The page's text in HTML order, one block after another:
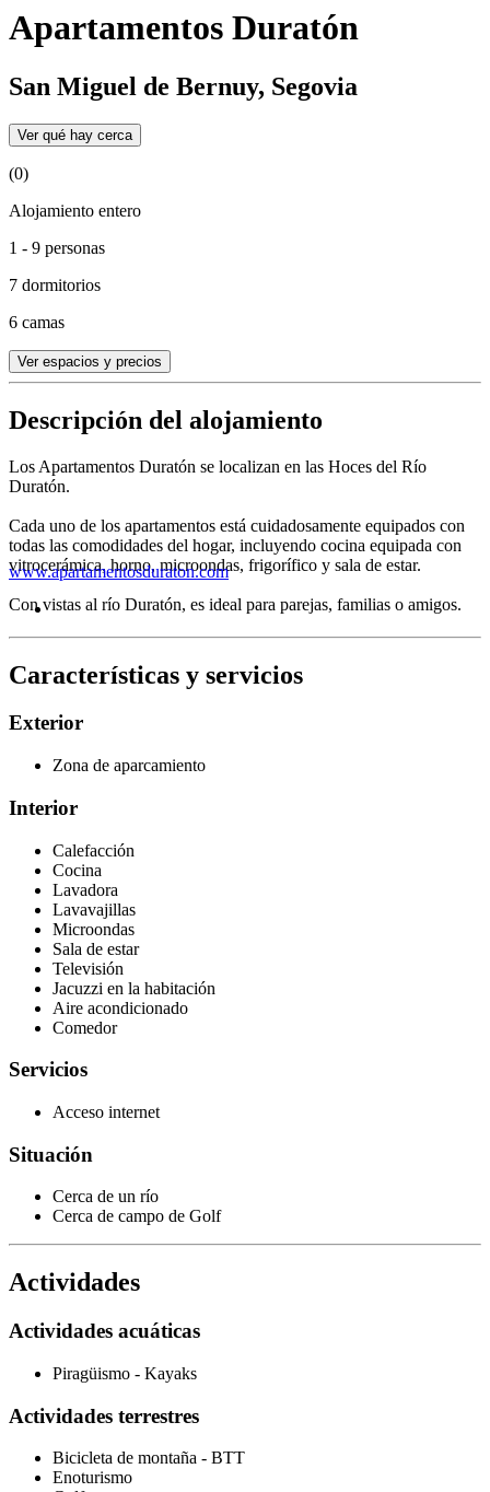
Apartamentos Duratón
San Miguel de Bernuy, Segovia
Ver qué hay cerca
(0)
Alojamiento entero
1 - 9 personas
7 dormitorios
6 camas
Ver espacios y precios
Descripción del alojamiento
Los Apartamentos Duratón se localizan en las Hoces del Río
Duratón.
Cada uno de los apartamentos está cuidadosamente equipados con
todas las comodidades del hogar, incluyendo cocina equipada con
vitrocerámica, horno, microondas, frigorífico y sala de estar.
Con vistas al río Duratón, es ideal para parejas, familias o amigos.
www.apartamentosduraton.com
Características y servicios
Exterior
Zona de aparcamiento
Interior
Calefacción
Cocina
Lavadora
Lavavajillas
Microondas
Sala de estar
Televisión
Jacuzzi en la habitación
Aire acondicionado
Comedor
Servicios
Acceso internet
Situación
Cerca de un río
Cerca de campo de Golf
Actividades
Actividades acuáticas
Piragüismo - Kayaks
Actividades terrestres
Bicicleta de montaña - BTT
Enoturismo